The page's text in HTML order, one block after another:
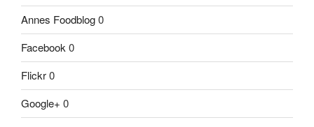
Annes Foodblog0
Facebook 0
Flickr0
Google+ 0